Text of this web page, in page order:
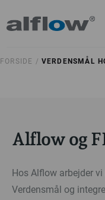
FORSIDE / VERDENSMÅL
Alflow og
Hos Alflow arbejder vi
Verdensmål og